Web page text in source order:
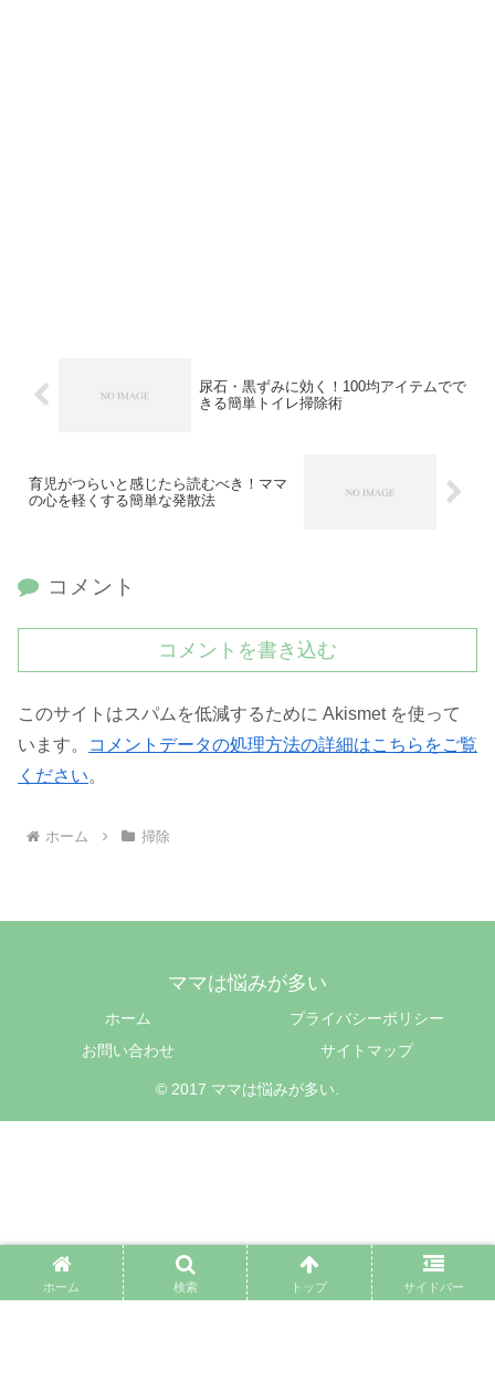
尿石・黒ずみに効く！100均アイテムでで
きる簡単トイレ掃除術
育児がつらいと感じたら読むべき！ママ
の心を軽くする簡単な発散法
コメント
コメントを書き込む
このサイトはスパムを低減するために Akismet を使って
います。
コメントデータの処理方法の詳細はこちらをご覧
ください。
ホーム 掃除
ママは悩みが多い
ホーム
プライバシーポリシー
お問い合わせ
サイトマップ
© 2017 ママは悩みが多い.
ホーム 検索 トップ サイドバー